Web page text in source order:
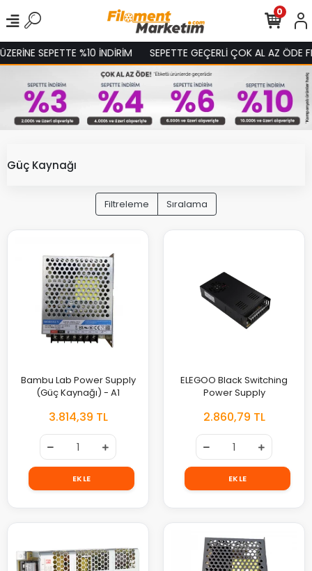
SEPETTE %10 İNDİRİM SEPETTE GEÇERLİ ÇOK AL AZ ÖDE
0
Güç Kaynağı
Filtreleme Sıralama
Bambu Lab Power Supply
(Güç Kaynağı) - A1
3.814,39 TL
EKLE
ELEGOO Black Switching
Power Supply
2.860,79 TL
EKLE